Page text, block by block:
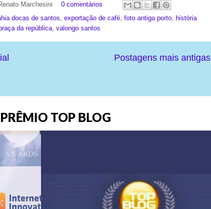
Marchesini
0 comentários
docas de santos exportação de café foto antiga porto
história
da república valongo santos
Postagens mais antigas
TOP BLOG